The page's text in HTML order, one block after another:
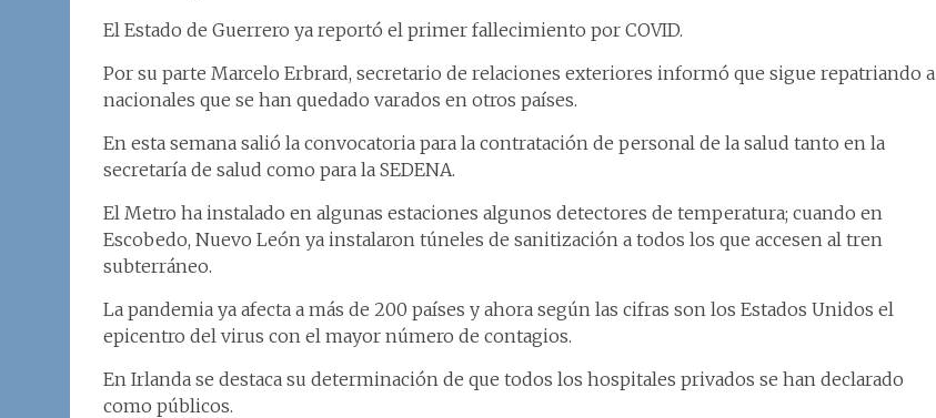
El Estado de Guerrero ya reportó el primer fallecimiento por COVID.
Por su parte Marcelo Erbrard, secretario de relaciones exteriores informó que sigue repatriando a
nacionales que se han quedado varados en otros países.
En esta semana salió la convocatoria para la contratación de personal de la salud tanto en la
secretaría de salud como para la SEDENA.
El Metro ha instalado en algunas estaciones algunos detectores de temperatura; cuando en
Escobedo, Nuevo León ya instalaron túneles de sanitización a todos los que accesen al tren
subterráneo.
La pandemia ya afecta a más de 200 países y ahora según las cifras son los Estados Unidos el
epicentro del virus con el mayor número de contagios.
En Irlanda se destaca su determinación de que todos los hospitales privados se han declarado
como públicos.